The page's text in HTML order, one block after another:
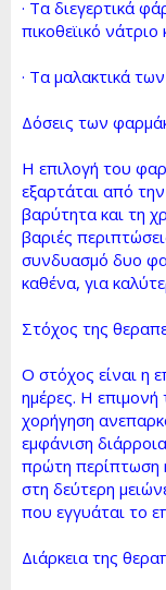
· Τα διεγερτικά
πικοθεϊικό νάτριο
· Τα μαλακτικά
Δόσεις των
Η επιλογή του
εξαρτάται από
βαρύτητα και τη
βαριές
συνδυασμό δυο
καθένα, για
Στόχος της
Ο στόχος είναι η
ημέρες. Η επιμονή
χορήγηση
εμφάνιση
πρώτη περίπτωση
στη δεύτερη
που εγγυάται το
Διάρκεια της